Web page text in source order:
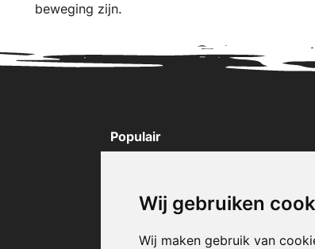
Wij gebruiken
Wij maken gebruik van
beweging zijn.
Populair
New Balance sneakers
Puma sneakers